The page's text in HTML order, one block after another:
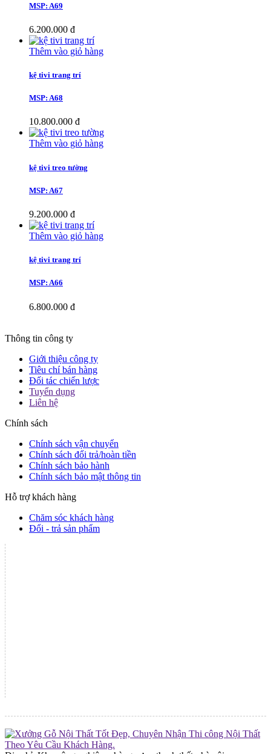
MSP: A69
6.200.000 đ
Thêm vào giỏ hàng
kệ tivi trang trí
MSP: A68
10.800.000 đ
Thêm vào giỏ hàng
kệ tivi treo tường
MSP: A67
9.200.000 đ
Thêm vào giỏ hàng
kệ tivi trang trí
MSP: A66
6.800.000 đ
Thông tin công ty
Giới thiệu công ty
Tiêu chí bán hàng
Đối tác chiến lược
Tuyển dụng
Liên hệ
Chính sách
Chính sách vận chuyển
Chính sách đổi trả/hoàn tiền
Chính sách bảo hành
Chính sách bảo mật thông tin
Hỗ trợ khách hàng
Chăm sóc khách hàng
Đổi - trả sản phẩm